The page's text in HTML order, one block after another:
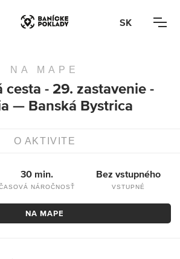
SK
TRASY
ČLÁNKY
BANSKÁ BYSTRICA
KREMNICA
NA MAPE
cesta - 29. zastavenie -
— Banská Bystrica
O AKTIVITE
30 min.
NÁROČNOSŤ
Bez vstupného
VSTUPNÉ
NA MAPE